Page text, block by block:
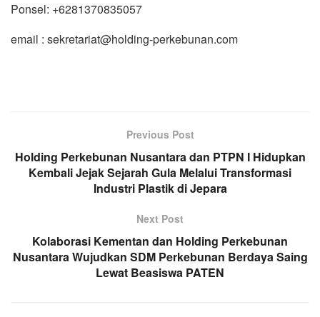
Ponsel: +6281370835057
email : sekretariat@holding-perkebunan.com
Previous Post
Holding Perkebunan Nusantara dan PTPN I Hidupkan
Kembali Jejak Sejarah Gula Melalui Transformasi
Industri Plastik di Jepara
Next Post
Kolaborasi Kementan dan Holding Perkebunan
Nusantara Wujudkan SDM Perkebunan Berdaya Saing
Lewat Beasiswa PATEN